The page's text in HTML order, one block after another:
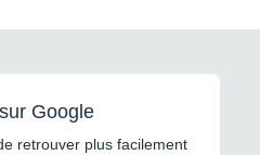
Google
retrouver plus facilement